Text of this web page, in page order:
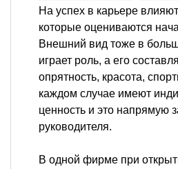
На успех в карьере
которые оцениваются
Внешний вид тоже в
играет роль, а его
опрятность, красота,
каждом случае имеют
ценность и это напрямую
руководителя.
В одной фирме при